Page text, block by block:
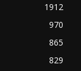
1912
970
865
829